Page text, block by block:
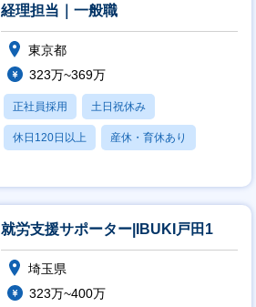
経理担当｜一般職
東京都
323万~369万
正社員採用 土日祝休み
休日120日以上 産休・育休あり
就労支援サポーター|IBUKI戸田1
埼玉県
323万~400万